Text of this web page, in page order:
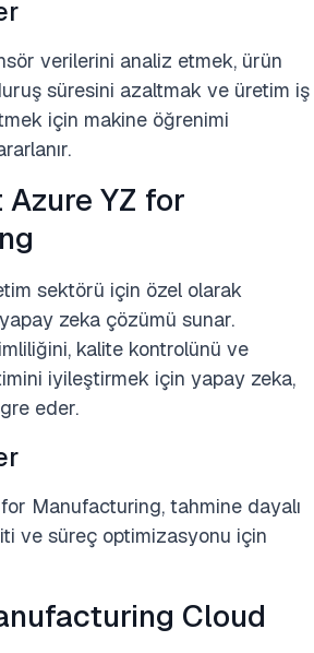
verilerini analiz etmek, ürün
süresini azaltmak ve üretim iş
için makine öğrenimi
YZ for
sektörü için özel olarak
zeka çözümü sunar.
kalite kontrolünü ve
iyileştirmek için yapay zeka,
eder.
Manufacturing, tahmine dayalı
ve süreç optimizasyonu için
Cloud